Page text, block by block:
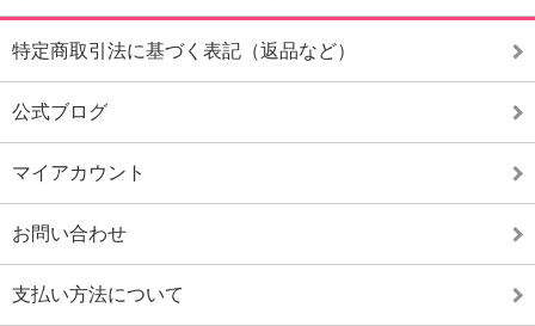
特定商取引法に基づく表記（返品など）
公式ブログ
マイアカウント
お問い合わせ
支払い方法について